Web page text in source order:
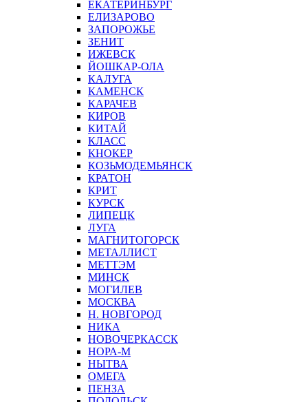
ЕКАТЕРИНБУРГ
ЕЛИЗАРОВО
ЗАПОРОЖЬЕ
ЗЕНИТ
ИЖЕВСК
ЙОШКАР-ОЛА
КАЛУГА
КАМЕНСК
КАРАЧЕВ
КИРОВ
КИТАЙ
КЛАСС
КНОКЕР
КОЗЬМОДЕМЬЯНСК
КРАТОН
КРИТ
КУРСК
ЛИПЕЦК
ЛУГА
МАГНИТОГОРСК
МЕТАЛЛИСТ
МЕТТЭМ
МИНСК
МОГИЛЕВ
МОСКВА
Н. НОВГОРОД
НИКА
НОВОЧЕРКАССК
НОРА-М
НЫТВА
ОМЕГА
ПЕНЗА